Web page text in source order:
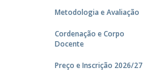
Metodologia e Avaliação
Cordenação e Corpo
Docente
Preço e Inscrição 2026/27